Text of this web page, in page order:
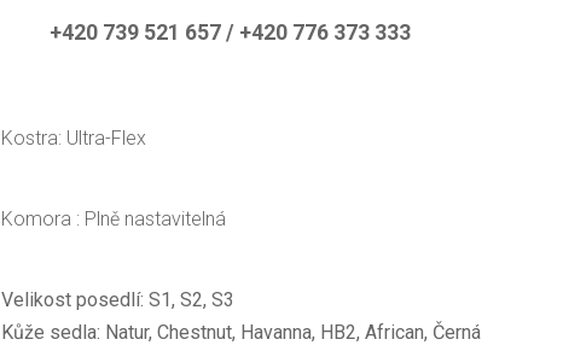
+420 739 521 657 / +420 776 373 333
Kostra: Ultra-Flex
Komora : Plně nastavitelná
Velikost posedlí: S1, S2, S3
Kůže sedla: Natur, Chestnut, Havanna, HB2, African, Černá